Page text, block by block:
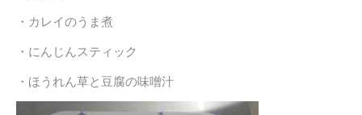
・カレイのうま煮
・にんじんスティック
・ほうれん草と豆腐の味噌汁